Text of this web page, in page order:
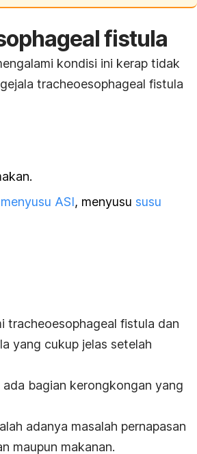
fistula
kondisi ini kerap tidak
tracheoesophageal fistula
menyusu ASI, menyusu susu
tracheoesophageal fistula dan
yang cukup jelas setelah
bagian kerongkongan yang
adanya masalah pernapasan
maupun makanan.